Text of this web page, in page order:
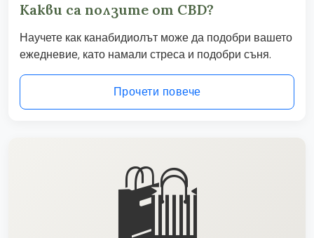
Какви са ползите от CBD?
Научете как канабидиолът може да подобри вашето
ежедневие, като намали стреса и подобри съня.
Прочети повече
🛍️